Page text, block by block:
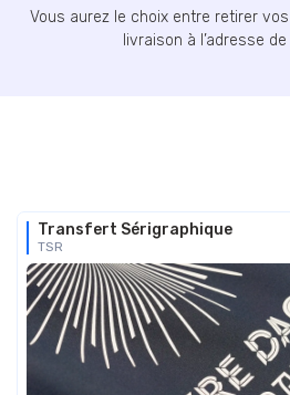
Vous aurez le choix entre retirer
livraison à l’adresse
Transfert Sérigraphique
TSR